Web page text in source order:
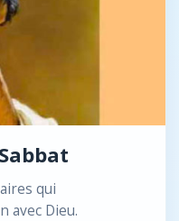
qui
avec Dieu.